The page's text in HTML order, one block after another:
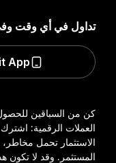
كن من السباقين للحصول
العملات الرقمية: اشترك
الاستثمار تحمل مخاطر،
المستثمر. وقد لا تكون هذه
تداول في أي وقت وفي
App